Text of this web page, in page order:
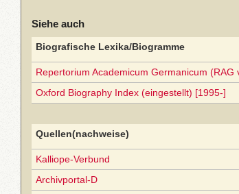
Siehe auch
Biografische Lexika/Biogramme
Repertorium Academicum Germanicum (RAG
Oxford Biography Index (eingestellt) [1995-]
Quellen(nachweise)
Kalliope-Verbund
Archivportal-D